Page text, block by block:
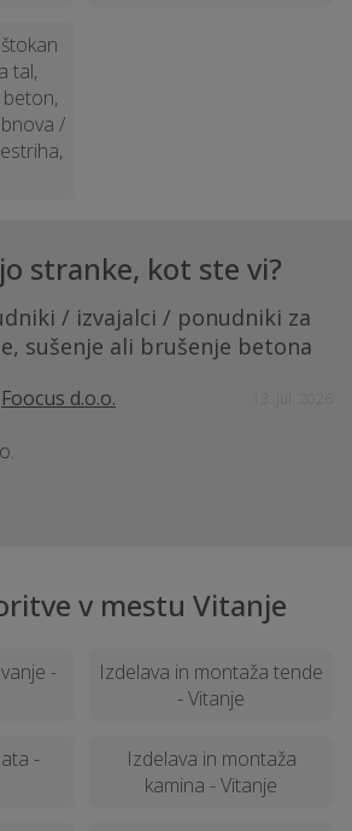
tal,
beton,
/
stranke, kot ste vi?
/ izvajalci / ponudniki za
sušenje ali brušenje betona
Foocus d.o.o.
v mestu Vitanje
-
Izdelava in montaža tende
- Vitanje
-
Izdelava in montaža
kamina - Vitanje